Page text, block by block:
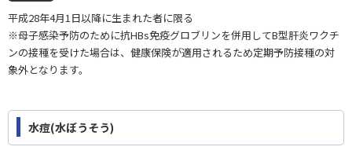
平成28年4月1日以降に生まれた者に限る
※母子感染予防のために抗HBs免疫グロブリンを併用してB型肝炎ワクチ
ンの接種を受けた場合は、健康保険が適用されるため定期予防接種の対
象外となります。
水痘(水ぼうそう)